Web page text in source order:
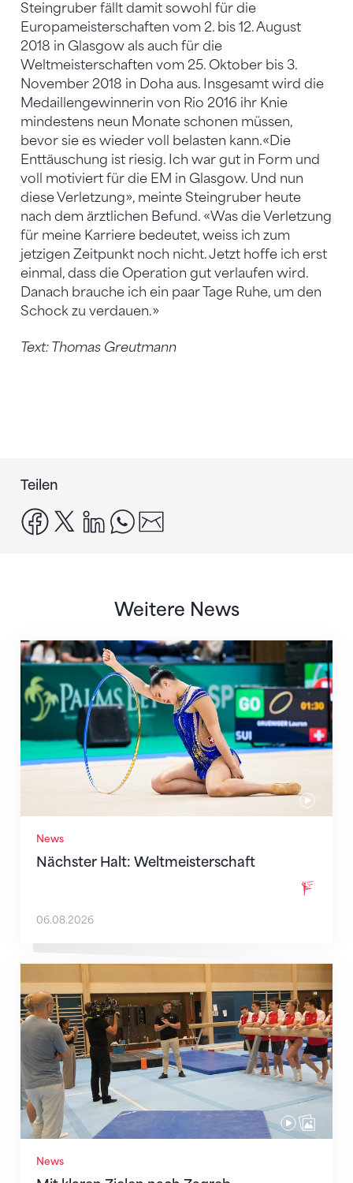
Steingruber fällt damit sowohl für die
Europameisterschaften vom 2. bis 12. August
2018 in Glasgow als auch für die
Weltmeisterschaften vom 25. Oktober bis 3.
November 2018 in Doha aus. Insgesamt wird die
Medaillengewinnerin von Rio 2016 ihr Knie
mindestens neun Monate schonen müssen,
bevor sie es wieder voll belasten kann.«Die
Enttäuschung ist riesig. Ich war gut in Form und
voll motiviert für die EM in Glasgow. Und nun
diese Verletzung», meinte Steingruber heute
nach dem ärztlichen Befund. «Was die Verletzung
für meine Karriere bedeutet, weiss ich zum
jetzigen Zeitpunkt noch nicht. Jetzt hoffe ich erst
einmal, dass die Operation gut verlaufen wird.
Danach brauche ich ein paar Tage Ruhe, um den
Schock zu verdauen.»
Text: Thomas Greutmann
Teilen
facebook
x linkedinwhatsapp
Weitere News
News
Nächster Halt: Weltmeisterschaft
Nächster Halt: Weltmeisterschaft
06.08.2026
News
Mit klaren Zielen nach Zagreb